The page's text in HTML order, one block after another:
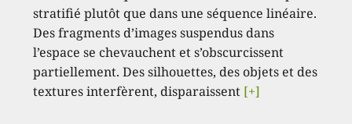
stratifié plutôt que dans une séquence linéaire.
Des fragments d’images suspendus dans
l’espace se chevauchent et s’obscurcissent
partiellement. Des silhouettes, des objets et des
textures interfèrent, disparaissent [+]